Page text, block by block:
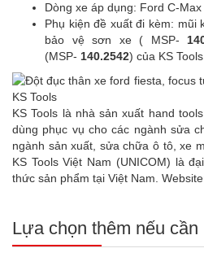
Dòng xe áp dụng: Ford C-Max
Phụ kiện đề xuất đi kèm: mũi
bảo vệ sơn xe ( MSP-
(MSP- 140.2542) của KS Tools.
KS Tools là nhà sản xuất hand
dùng phục vụ cho các ngành sửa
ngành sản xuất, sửa chữa ô tô, xe
KS Tools Việt Nam (UNICOM) là
thức sản phẩm tại Việt Nam.
Lựa chọn thêm nếu cần